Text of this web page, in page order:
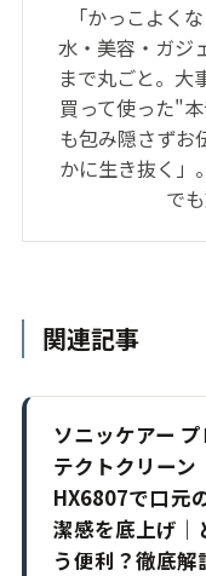
「かっこよく
水・美容・ガジ
まで丸ごと。大
買って使った"
も包み隠さずお
かに生き抜く」
で
関連記事
ソニッケアー プ
テクトクリーン
HX6807で口元
潔感を底上げ｜
う便利？徹底解